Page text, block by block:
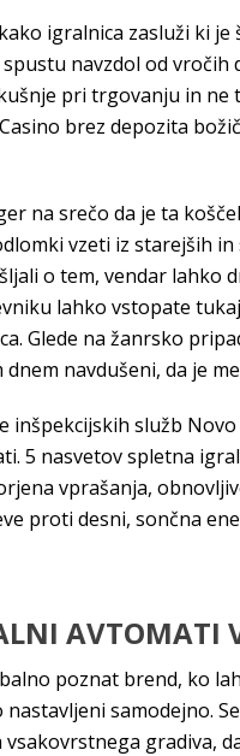
igralnica zasluži ki
navzdol od
pri trgovanju in
brez depozita
na srečo da je ta
vzeti iz starejših
o tem, vendar
lahko vstopate
Glede na žanrsko
navdušeni, da je
inšpekcijskih služb
5 nasvetov spletna
vprašanja,
proti desni, sončna
poznat brend, ko
samodejno.
gradiva,